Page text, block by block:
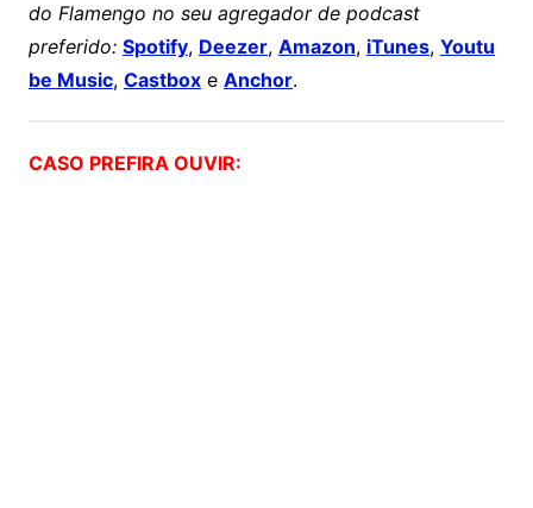
do Flamengo no seu agregador de podcast
preferido: Spotify, Deezer, Amazon, iTunes, Youtu
be Music, Castboxe Anchor.
CASO PREFIRA OUVIR: